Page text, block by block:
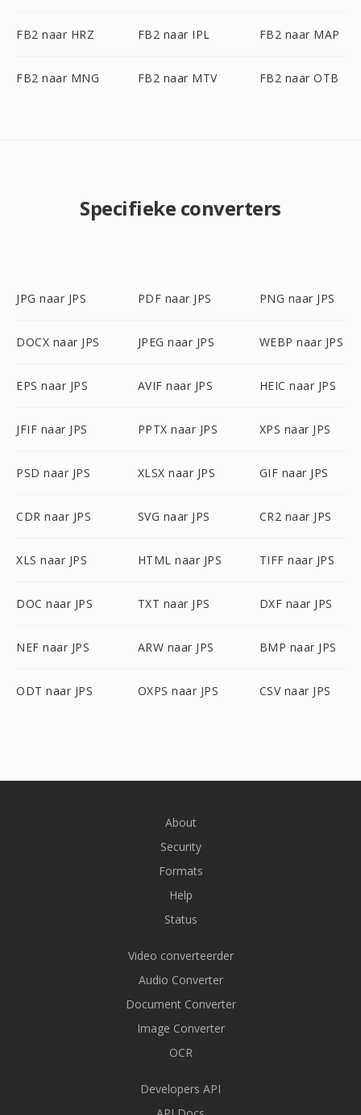
FB2 naar HRZ FB2 naar IPL FB2 naar MAP
FB2 naar MNG FB2 naar MTV FB2 naar OTB
Specifieke converters
JPG naar JPS PDF naar JPS PNG naar JPS
DOCX naar JPS JPEG naar JPS WEBP naar JPS
EPS naar JPS AVIF naar JPS HEIC naar JPS
JFIF naar JPS PPTX naar JPS XPS naar JPS
PSD naar JPS XLSX naar JPS GIF naar JPS
CDR naar JPS SVG naar JPS CR2 naar JPS
XLS naar JPS HTML naar JPS TIFF naar JPS
DOC naar JPS TXT naar JPS DXF naar JPS
NEF naar JPS ARW naar JPS BMP naar JPS
ODT naar JPS OXPS naar JPS CSV naar JPS
About
Security
Formats
Help
Status
Video converteerder
Audio Converter
Document Converter
Image Converter
OCR
Developers API